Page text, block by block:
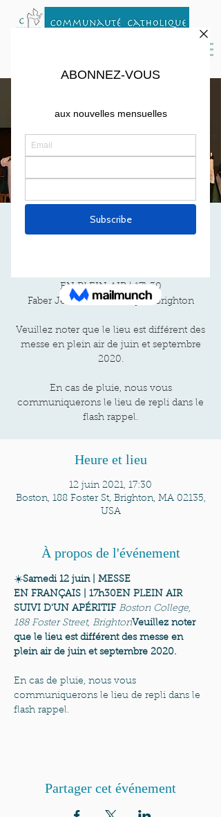
MESSE DE JUIN
EN PLEIN AIR | 17h30
Faber Jesuit Community in Brighton
Veuillez noter que le lieu est différent des
messe en plein air de juin et septembre
2020.
En cas de pluie, nous vous
communiquerons le lieu de repli dans le
Heure et lieu
12 juin 2021, 17:30
Boston, 188 Foster St, Brighton, MA 02135,
USA
À propos de l'événement
☀️Samedi 12 juin | MESSE
EN FRANÇAIS | 17h30EN PLEIN AIR
SUIVI D'UN APÉRITIF Boston College,
188 Foster Street, BrightonVeuillez noter
que le lieu est différent des messe en
plein air de juin et septembre 2020.
En cas de pluie, nous vous
communiquerons le lieu de repli dans le
flash rappel.
Partager cet événement